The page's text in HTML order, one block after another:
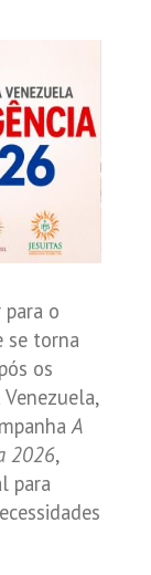
o
se torna
os
A
2026,
para